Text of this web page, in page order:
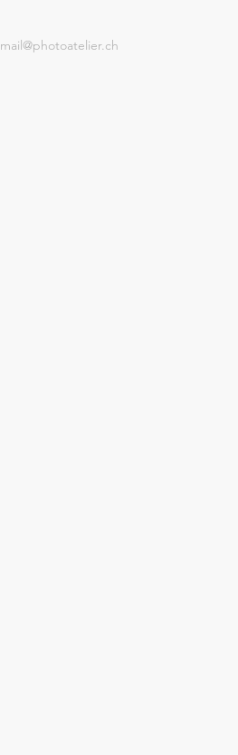
mail@photoatelier.ch